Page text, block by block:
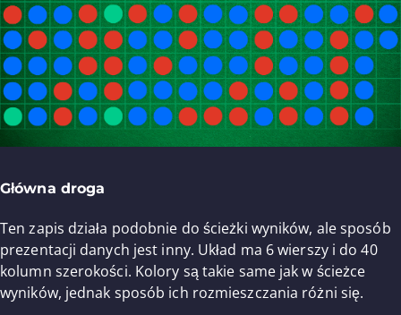
Główna droga
Ten zapis działa podobnie do ścieżki wyników, ale sposób
prezentacji danych jest inny. Układ ma 6 wierszy i do 40
kolumn szerokości. Kolory są takie same jak w ścieżce
wyników, jednak sposób ich rozmieszczania różni się.